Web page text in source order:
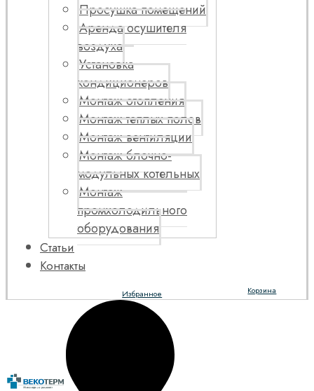
Просушка помещений
Аренда осушителя
воздуха
Установка
кондиционеров
Монтаж отопления
Монтаж теплых полов
Монтаж вентиляции
Монтаж блочно-
модульных котельных
Монтаж
промхолодильного
оборудования
Статьи
Контакты
Корзина
Избранное